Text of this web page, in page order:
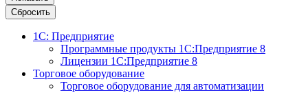
Сбросить
1С: Предприятие
Программные продукты 1С:Предприятие 8
Лицензии 1С:Предприятие 8
Торговое оборудование
Торговое оборудование для автоматизации